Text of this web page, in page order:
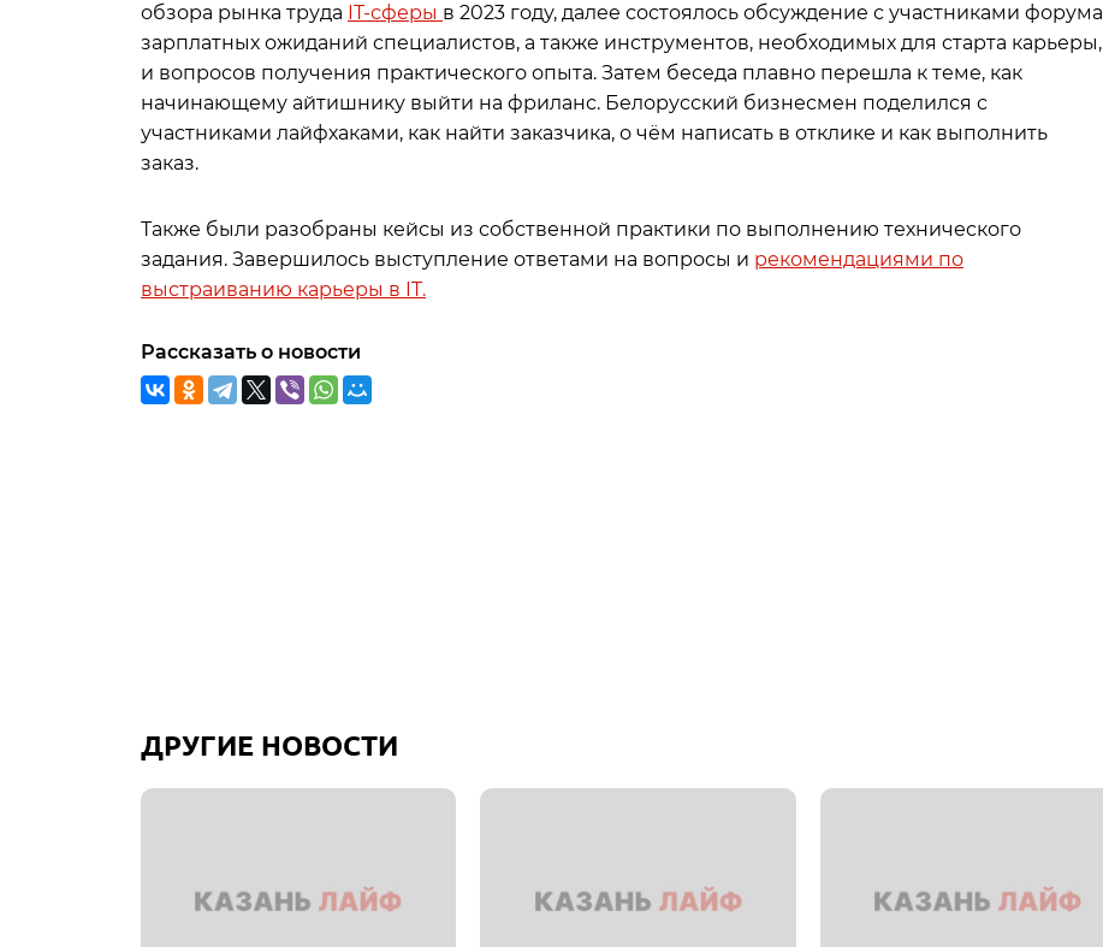
обзора рынка труда IT-сферы в 2023 году, далее состоялось обсуждение с участниками форума
зарплатных ожиданий специалистов, а также инструментов, необходимых для старта карьеры,
и вопросов получения практического опыта. Затем беседа плавно перешла к теме, как
начинающему айтишнику выйти на фриланс. Белорусский бизнесмен поделился с
участниками лайфхаками, как найти заказчика, о чём написать в отклике и как выполнить
заказ.
Также были разобраны кейсы из собственной практики по выполнению технического
задания. Завершилось выступление ответами на вопросы и рекомендациями по
выстраиванию карьеры в IT.
Рассказать о новости
ДРУГИЕ НОВОСТИ